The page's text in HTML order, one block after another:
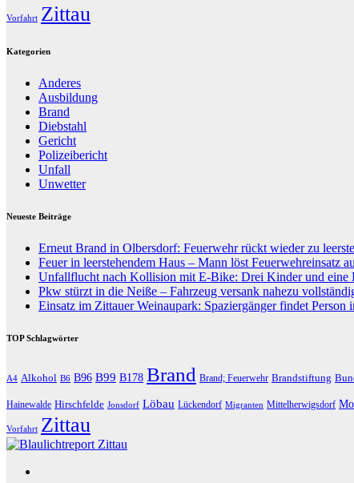
Vorfahrt Zittau
Kategorien
Anderes
Ausbildung
Brand
Diebstahl
Gericht
Polizeibericht
Unfall
Unwetter
Neueste Beiträge
Erneut Brand in Olbersdorf: Feuerwehr rückt wieder zu
Feuer in leerstehendem Haus – Mann löst Feuerwehreinsatz
Unfallflucht nach Kollision mit E-Bike: Drei Kinder und eine
Pkw stürzt in die Neiße – Fahrzeug versank nahezu
Einsatz im Zittauer Weinaupark: Spaziergänger findet Person
TOP Schlagwörter
A4 Alkohol B6 B96 B99 B178 Brand Brand; Feuerwehr Brandstiftung
Hainewalde Hirschfelde Jonsdorf Löbau Lückendorf Migranten Mittelherwigsdorf
Vorfahrt Zittau